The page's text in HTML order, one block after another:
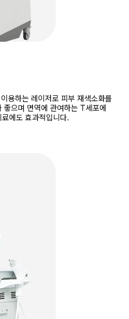
용하는 레이저로 피부 재색소화를
으며 면역에 관여하는 T세포에
에도 효과적입니다.